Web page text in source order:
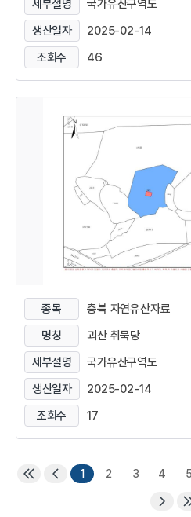
세부설명
국가유산구역도
생산일자
2025-02-14
조회수
46
종목
충북 자연유산자료
명칭
괴산 취묵당
세부설명
국가유산구역도
생산일자
2025-02-14
조회수
17
1 2 3 4 5